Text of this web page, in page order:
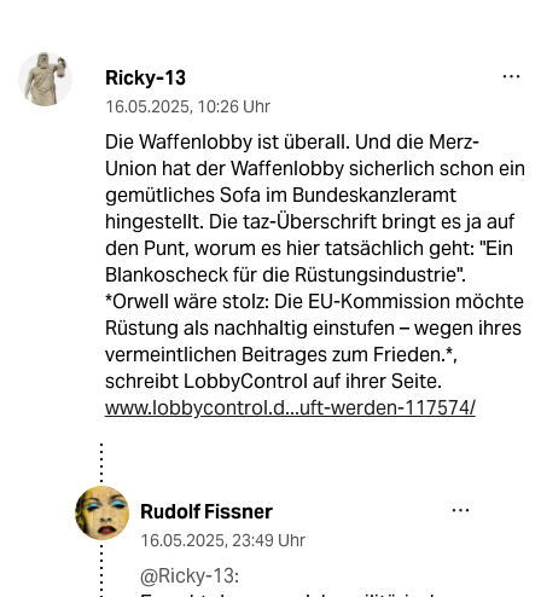
Ricky-13
16.05.2025, 10:26 Uhr
Die Waffenlobby ist überall. Und die Merz-
Union hat der Waffenlobby sicherlich schon ein
gemütliches Sofa im Bundeskanzleramt
hingestellt. Die taz-Überschrift bringt es ja auf
den Punt, worum es hier tatsächlich geht: "Ein
Blankoscheck für die Rüstungsindustrie".
*Orwell wäre stolz: Die EU-Kommission möchte
Rüstung als nachhaltig einstufen – wegen ihres
vermeintlichen Beitrages zum Frieden.*,
schreibt LobbyControl auf ihrer Seite.
www.lobbycontrol.d...uft-werden-117574/
Rudolf Fissner
16.05.2025, 23:49 Uhr
@Ricky-13: